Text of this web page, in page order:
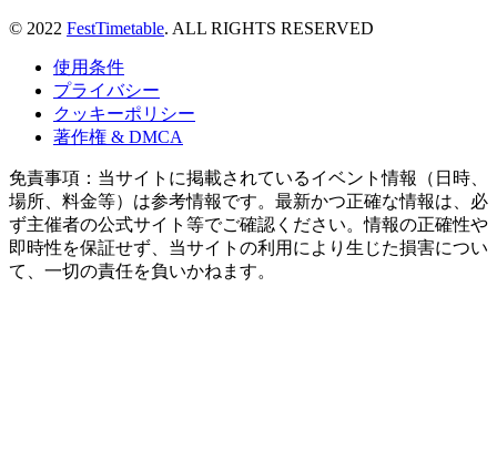
© 2022 FestTimetable. ALL RIGHTS RESERVED
使用条件
プライバシー
クッキーポリシー
著作権 & DMCA
免責事項：当サイトに掲載されているイベント情報（日時、
場所、料金等）は参考情報です。最新かつ正確な情報は、必
ず主催者の公式サイト等でご確認ください。情報の正確性や
即時性を保証せず、当サイトの利用により生じた損害につい
て、一切の責任を負いかねます。